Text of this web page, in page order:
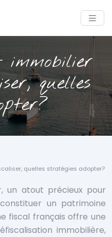
immobilier
quelles
quelles stratégies adopter?
un atout précieux pour
un patrimoine
fiscal français offre une
immobilière,